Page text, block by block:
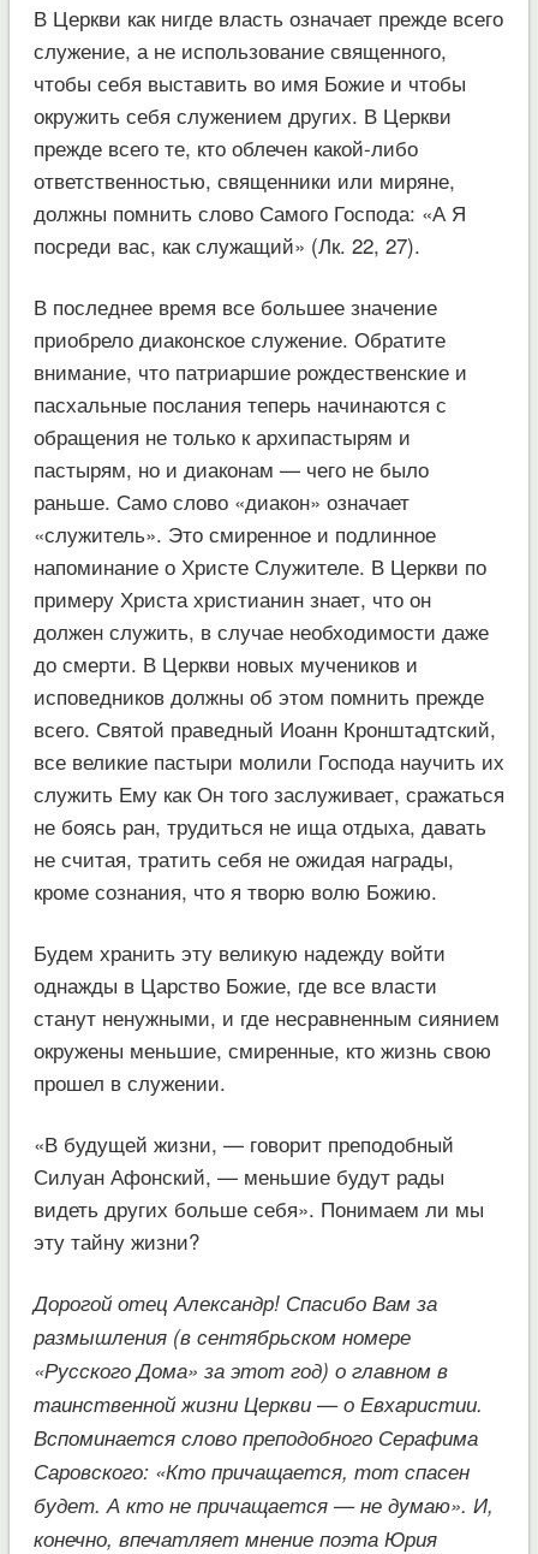
В Церкви как нигде власть означает прежде всего
служение, а не использование священного,
чтобы себя выставить во имя Божие и чтобы
окружить себя служением других. В Церкви
прежде всего те, кто облечен какой-либо
ответственностью, священники или миряне,
должны помнить слово Самого Господа: «А Я
посреди вас, как служащий» (Лк. 22, 27).
В последнее время все большее значение
приобрело диаконское служение. Обратите
внимание, что патриаршие рождественские и
пасхальные послания теперь начинаются с
обращения не только к архипастырям и
пастырям, но и диаконам — чего не было
раньше. Само слово «диакон» означает
«служитель». Это смиренное и подлинное
напоминание о Христе Служителе. В Церкви по
примеру Христа христианин знает, что он
должен служить, в случае необходимости даже
до смерти. В Церкви новых мучеников и
исповедников должны об этом помнить прежде
всего. Святой праведный Иоанн Кронштадтский,
все великие пастыри молили Господа научить их
служить Ему как Он того заслуживает, сражаться
не боясь ран, трудиться не ища отдыха, давать
не считая, тратить себя не ожидая награды,
кроме сознания, что я творю волю Божию.
Будем хранить эту великую надежду войти
однажды в Царство Божие, где все власти
станут ненужными, и где несравненным сиянием
окружены меньшие, смиренные, кто жизнь свою
прошел в служении.
«В будущей жизни, — говорит преподобный
Силуан Афонский, — меньшие будут рады
видеть других больше себя». Понимаем ли мы
эту тайну жизни?
Дорогой отец Александр! Спасибо Вам за
размышления (в сентябрьском номере
«Русского Дома» за этот год) о главном в
таинственной жизни Церкви — о Евхаристии.
Вспоминается слово преподобного Серафима
Саровского: «Кто причащается, тот спасен
будет. А кто не причащается — не думаю». И,
конечно, впечатляет мнение поэта Юрия